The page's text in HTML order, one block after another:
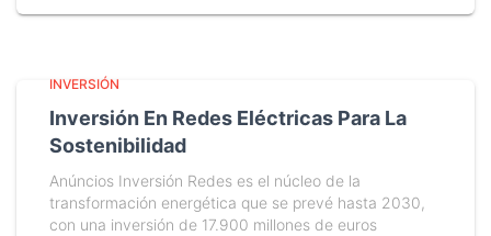
INVERSIÓN
Inversión En Redes Eléctricas Para La
Sostenibilidad
Anúncios Inversión Redes es el núcleo de la
transformación energética que se prevé hasta 2030,
con una inversión de 17.900 millones de euros